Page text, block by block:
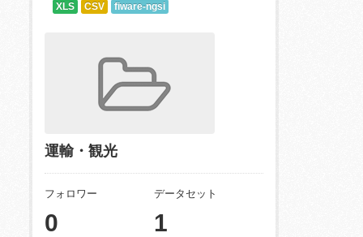
XLS CSV fiware-ngsi
運輸・観光
フォロワー
0
データセット
1